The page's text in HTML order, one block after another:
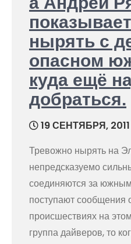
нырять с
опасном
куда ещё
добраться.
19 СЕНТЯБРЯ, 2011
Тревожно нырять на
непредсказуемо
соединяются за
поступают сообщения
происшествиях на
группа дайверов, то